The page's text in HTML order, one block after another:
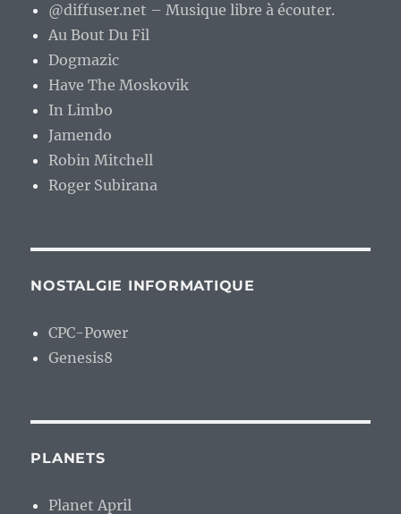
@diffuser.net – Musique libre à écouter.
Au Bout Du Fil
Dogmazic
Have The Moskovik
In Limbo
Jamendo
Robin Mitchell
Roger Subirana
NOSTALGIE INFORMATIQUE
CPC-Power
Genesis8
PLANETS
Planet April